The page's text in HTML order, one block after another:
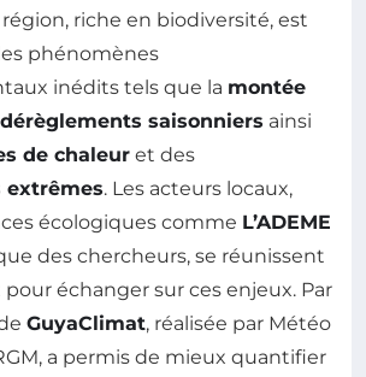
riche en biodiversité, est
phénomènes
inédits tels que la montée
dérèglements saisonniers ainsi
de chaleur et des
extrêmes. Les acteurs locaux,
écologiques comme L’ADEME
des chercheurs, se réunissent
échanger sur ces enjeux. Par
GuyaClimat, réalisée par Météo
a permis de mieux quantifier